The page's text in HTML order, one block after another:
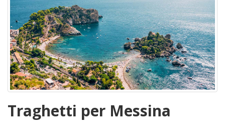
Traghetti per Messina